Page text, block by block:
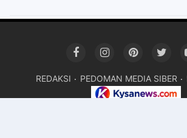
REDAKSI PEDOMAN MEDIA SIBER